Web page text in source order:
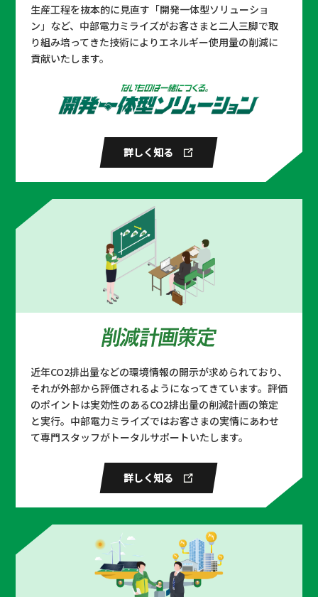
メルクエレクトロニクス × ヤマ
ハ × 中部電力ミライズ
#自社で創るでんき #オフサイトPPA #
バーチャルPPA #風力発電
日医工 × 中部電力ミライズ
#省エネソリューション #省エネ大賞
セイコーエプソン × 中部電力ミ
ディグリー × ファインマシーン
カタオカ × 中部電力 × 中部電力
#省エネソリューション #省エネ大賞 #
開発一体型ソリューション
岐阜県本巣市 × 中部電力ミライ
#Greenでんき #ふるさと納税
岐阜県揖斐川町 × 中部電力ミラ
イズ
あいおいニッセイ同和損保 × ウ
エストボックス × シーエナジー
生産工程を抜本的に見直す「開発一体型ソリューショ
ン」など、中部電力ミライズがお客さまと二人三脚で取
り組み培ってきた技術によりエネルギー使用量の削減に
貢献いたします。
詳しく知る
近年CO2排出量などの環境情報の開示が求められており、
それが外部から評価されるようになってきています。評価
のポイントは実効性のあるCO2排出量の削減計画の策定
と実行。中部電力ミライズではお客さまの実情にあわせ
て専門スタッフがトータルサポートいたします。
詳しく知る